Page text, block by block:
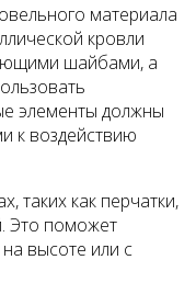
материала
кровли
шайбами, а
элементы должны
к воздействию
таких как перчатки,
Это поможет
высоте или с